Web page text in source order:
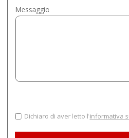
Messaggio
Dichiaro di aver letto l'informativa